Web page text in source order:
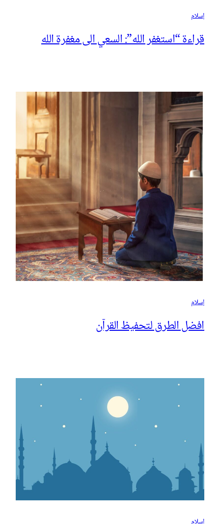
إسلام
قراءة “استغفر الله”: السعي الى مغفرة الله
إسلام
افضل الطرق لتحفيظ القرآن